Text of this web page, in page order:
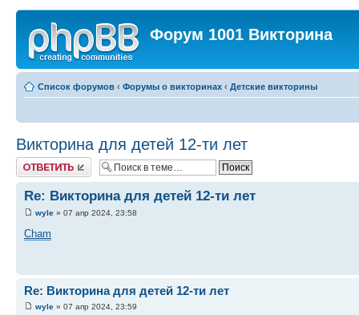
Форум 1001 Викторина
Список форумов ‹ Форумы о викторинах ‹ Детские викторины
Викторина для детей 12-ти лет
Ответить
Re: Викторина для детей 12-ти лет
wyle » 07 апр 2024, 23:58
Cham
Re: Викторина для детей 12-ти лет
wyle » 07 апр 2024, 23:59